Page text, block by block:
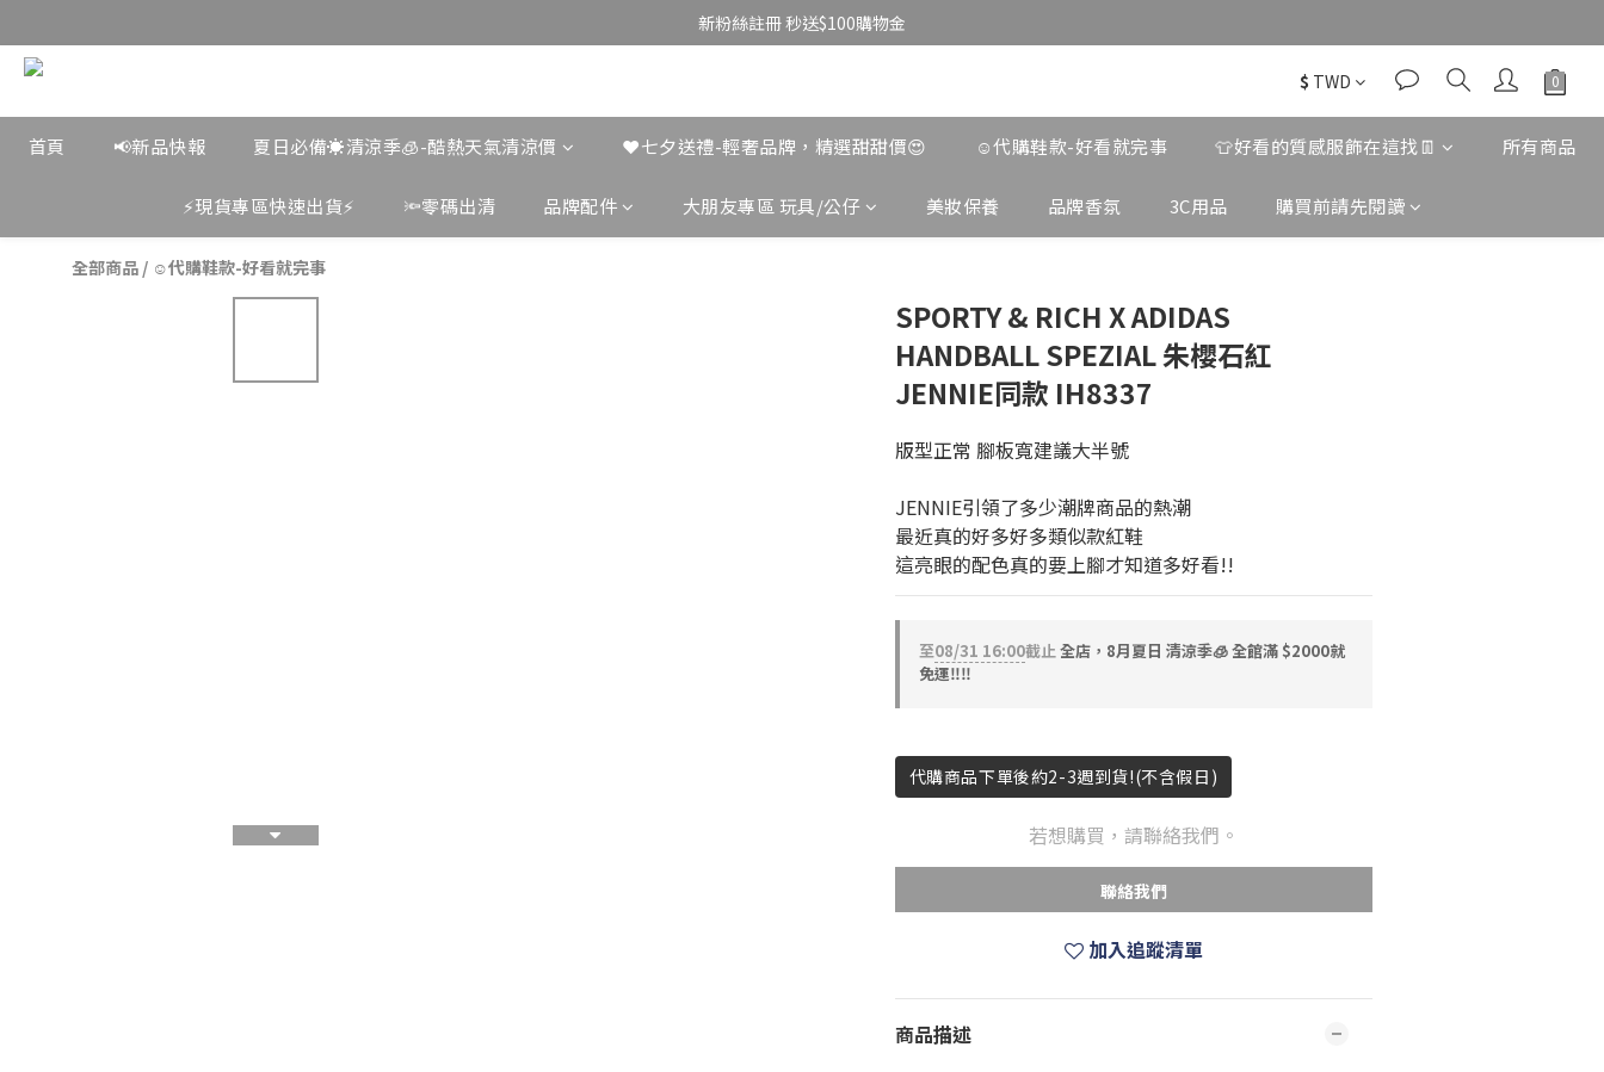
新粉絲註冊 秒送$100購物金
$ TWD
首頁 📢新品快報 夏日必備☀️清涼季🧊-酷熱天氣清涼價 ❤️七夕送禮-輕奢品牌，精選甜甜價😍 ☺︎代購鞋款-好看就完事 👕好看的質感服飾在這找👖 所有商品
⚡️現貨專區快速出貨⚡️ 🔦零碼出清 品牌配件 大朋友專區 玩具/公仔 美妝保養 品牌香氛 3C用品 購買前請先閱讀
全部商品 / ☺︎代購鞋款-好看就完事
SPORTY & RICH X ADIDAS
HANDBALL SPEZIAL 朱櫻石紅
JENNIE同款 IH8337
版型正常 腳板寬建議大半號
JENNIE引領了多少潮牌商品的熱潮
最近真的好多好多類似款紅鞋
這亮眼的配色真的要上腳才知道多好看!!
至08/31 16:00截止全店，8月夏日 清涼季🧊 全館滿 $2000就
免運‼️‼️
代購商品下單後約2-3週到貨!(不含假日)
若想購買，請聯絡我們。
聯絡我們
加入追蹤清單
商品描述